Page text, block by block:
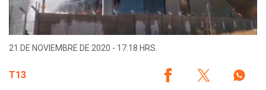
21 DE NOVIEMBRE DE 2020 - 17:18 HRS.
T13